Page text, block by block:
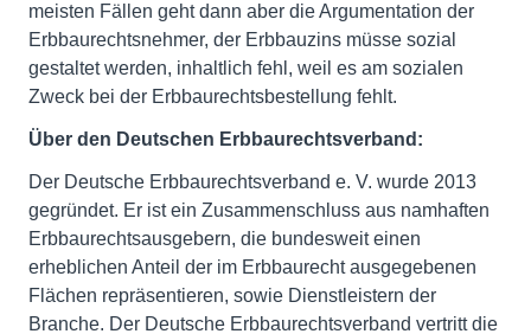
meisten Fällen geht dann aber die Argumentation der
Erbbaurechtsnehmer, der Erbbauzins müsse sozial
gestaltet werden, inhaltlich fehl, weil es am sozialen
Zweck bei der Erbbaurechtsbestellung fehlt.
Über den Deutschen Erbbaurechtsverband:
Der Deutsche Erbbaurechtsverband e. V. wurde 2013
gegründet. Er ist ein Zusammenschluss aus namhaften
Erbbaurechtsausgebern, die bundesweit einen
erheblichen Anteil der im Erbbaurecht ausgegebenen
Flächen repräsentieren, sowie Dienstleistern der
Branche. Der Deutsche Erbbaurechtsverband vertritt die